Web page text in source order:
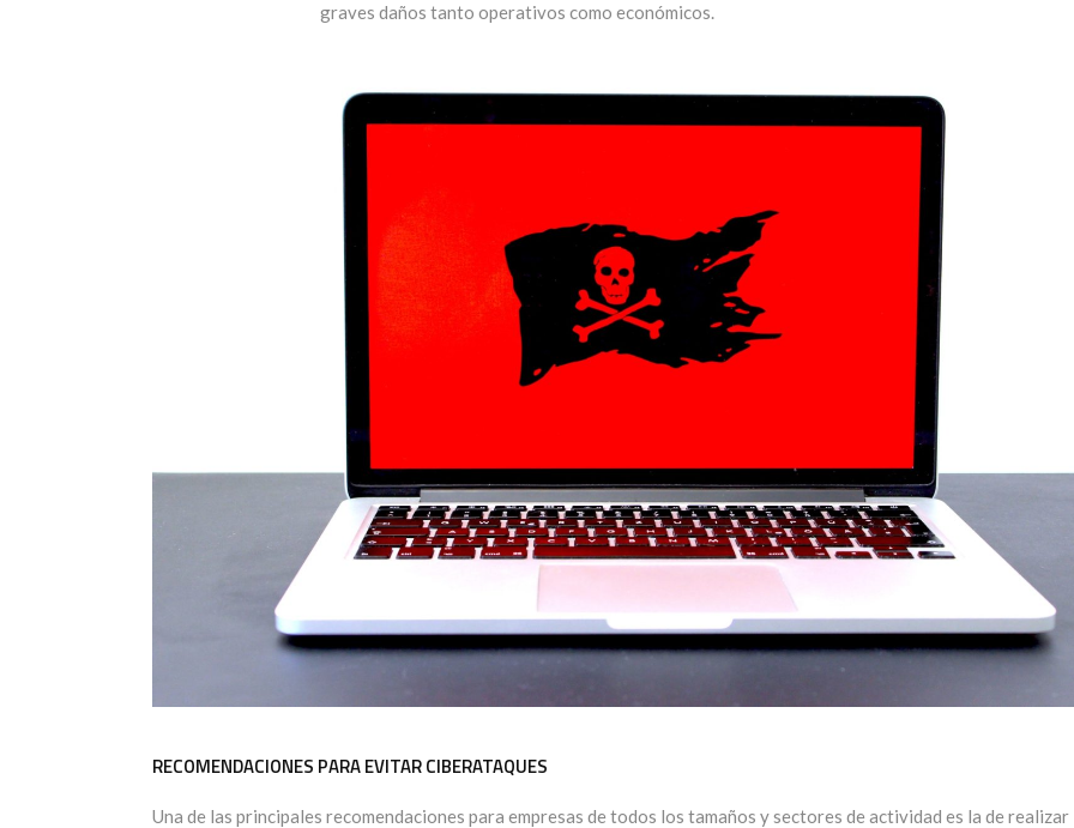
graves daños tanto operativos como económicos.
RECOMENDACIONES PARA EVITAR CIBERATAQUES
Una de las principales recomendaciones para empresas de todos los tamaños y sectores de actividad es la de realizar